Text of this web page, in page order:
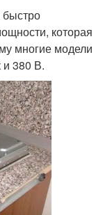
быстро
которая
многие модели
и 380 В.